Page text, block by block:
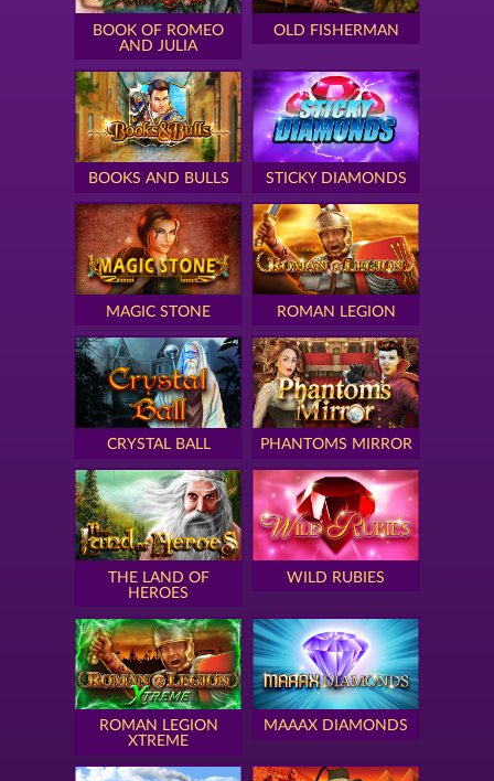
BOOK OF ROMEO
AND JULIA
OLD FISHERMAN
BOOKS AND BULLS STICKY DIAMONDS
MAGIC STONE ROMAN LEGION
CRYSTAL BALL PHANTOMS MIRROR
THE LAND OF
HEROES
WILD RUBIES
ROMAN LEGION
XTREME
MAAAX DIAMONDS